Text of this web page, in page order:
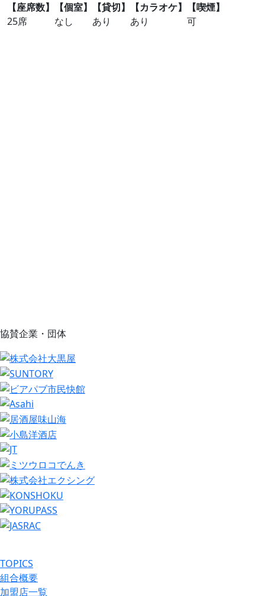
【座席数】
25席
【個室】
なし
【貸切】
あり
【カラオケ】
あり
【喫煙】
可
協賛企業・団体
TOPICS
組合概要
加盟店一覧